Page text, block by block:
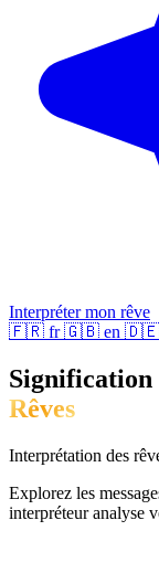
Interpréter mon rêve
🇫🇷 fr 🇬🇧 en 🇩🇪
Signification
Rêves
Interprétation des
Explorez les
interpréteur analyse